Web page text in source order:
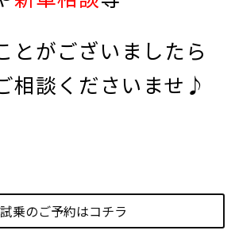
とがございましたら
相談くださいませ♪
乗のご予約はコチラ